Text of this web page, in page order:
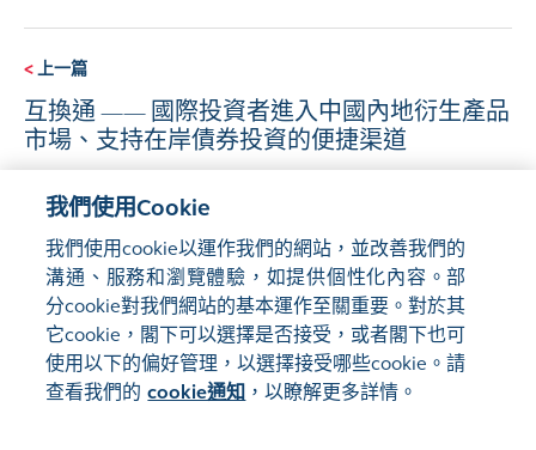
<上一篇
互換通 —— 國際投資者進入中國內地衍生產品
市場、支持在岸債券投資的便捷渠道
互聯互通，機遇無限
管理偏好
我們使用Cookie
我們使用cookie以運作我們的網站，並改善我們的
溝通、服務和瀏覽體驗，如提供個性化內容。部
分cookie對我們網站的基本運作至關重要。對於其
它cookie，閣下可以選擇是否接受，或者閣下也可
使用以下的偏好管理，以選擇接受哪些cookie。請
查看我們的 cookie通知 ，以瞭解更多詳情。